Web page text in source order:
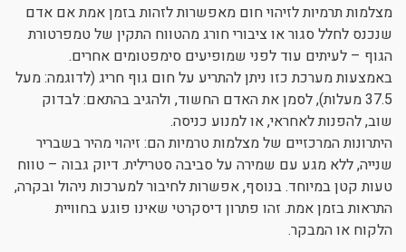
מצלמות תרמיות לזיהוי חום מאפשרות לזהות בזמן אמת אם אדם
שנכנס לחלל סגור או ציבורי חורג מהטווח התקין של טמפרטורת
הגוף – לעיתים עוד לפני שמופיעים סימפטומים אחרים.
באמצעות מערכת כזו ניתן להתריע על חום גוף חריג (לדוגמה: מעל
37.5 מעלות), לסמן את האדם החשוד, ולהגיב בהתאם: לבדוק
שוב, להפנות לאחראי, או למנוע כניסה.
היתרונות המרכזיים של מצלמות טרמיות הם: זיהוי מהיר בשבריר
שנייה, ללא מגע עם שמירה על סביבה סטרילית. דיוק גבוה – טווח
טעות קטן במיוחד. בנוסף, אפשרות לחיבור למערכות ניהול ובקרה,
התראות בזמן אמת. זהו פתרון דיסקרטי שאינו פוגע בחוויית
הלקוח או המבקר.